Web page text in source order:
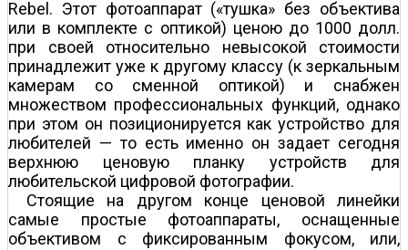
Rebel. Этот фотоаппарат («тушка» без объектива
или в комплекте с оптикой) ценою до 1000 долл.
при своей относительно невысокой стоимости
принадлежит уже к другому классу (к зеркальным
камерам со сменной оптикой) и снабжен
множеством профессиональных функций, однако
при этом он позиционируется как устройство для
любителей — то есть именно он задает сегодня
верхнюю ценовую планку устройств для
любительской цифровой фотографии.
Стоящие на другом конце ценовой линейки
самые простые фотоаппараты, оснащенные
объективом с фиксированным фокусом, или,